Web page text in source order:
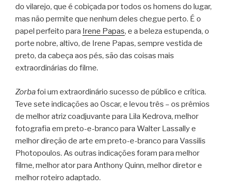
do vilarejo, que é cobiçada por todos os homens do lugar,
mas não permite que nenhum deles chegue perto. É o
papel perfeito para Irene Papas, e a beleza estupenda, o
porte nobre, altivo, de Irene Papas, sempre vestida de
preto, da cabeça aos pés, são das coisas mais
extraordinárias do filme.
Zorbafoi um extraordinário sucesso de público e crítica.
Teve sete indicações ao Oscar, e levou três – os prêmios
de melhor atriz coadjuvante para Lila Kedrova, melhor
fotografia em preto-e-branco para Walter Lassally e
melhor direção de arte em preto-e-branco para Vassilis
Photopoulos. As outras indicações foram para melhor
filme, melhor ator para Anthony Quinn, melhor diretor e
melhor roteiro adaptado.